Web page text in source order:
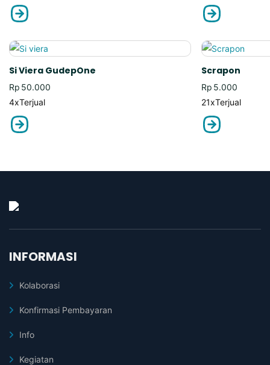
Si Viera GudepOne
Rp 50.000
4xTerjual
Scrapon
Rp 5.000
21xTerjual
INFORMASI
Kolaborasi
Konfirmasi Pembayaran
Info
Kegiatan